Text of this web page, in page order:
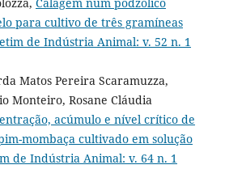
para cultivo de três gramíneas
de Indústria Animal: v. 52 n. 1
Matos Pereira Scaramuzza,
Monteiro, Rosane Cláudia
acúmulo e nível crítico de
mombaça cultivado em solução
de Indústria Animal: v. 64 n. 1